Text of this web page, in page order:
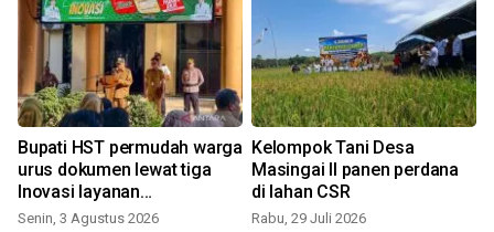
Bupati HST permudah warga
urus dokumen lewat tiga
Inovasi layanan
kependudukan
Senin, 3 Agustus 2026
Kelompok Tani Desa
Masingai II panen perdana
di lahan CSR
Rabu, 29 Juli 2026